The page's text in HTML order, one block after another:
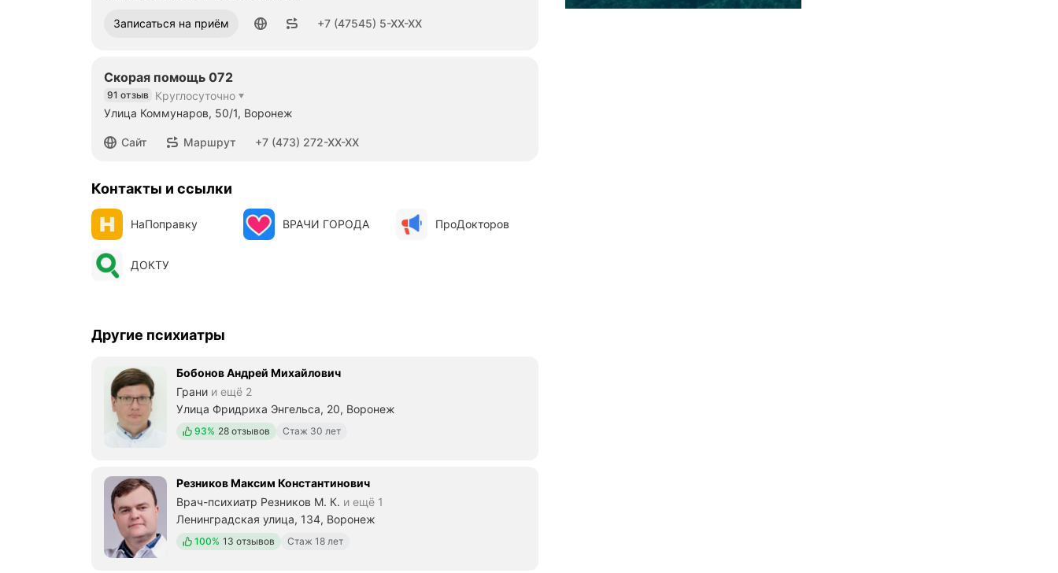
Записаться на приём
Номер телефона: +74754553007 +7 (47545) 5-XX-XX
Скорая помощь 072
91 отзыв Круглосуточно
Улица Коммунаров, 50/1, Воронеж
Сайт Маршрут
Номер телефона: +74732727272 +7 (473) 272-XX-XX
Контакты и ссылки
НаПоправку ВРАЧИ ГОРОДА ПроДокторов
ДОКТУ
Другие психиатры
Бобонов Андрей Михайлович
Грани и ещё 2
Улица Фридриха Энгельса, 20, Воронеж
Положительных отзывов
93% 28 отзывов Стаж 30 лет
Резников Максим Константинович
Врач-психиатр Резников М. К. и ещё 1
Ленинградская улица, 134, Воронеж
Положительных отзывов
100% 13 отзывов Стаж 18 лет